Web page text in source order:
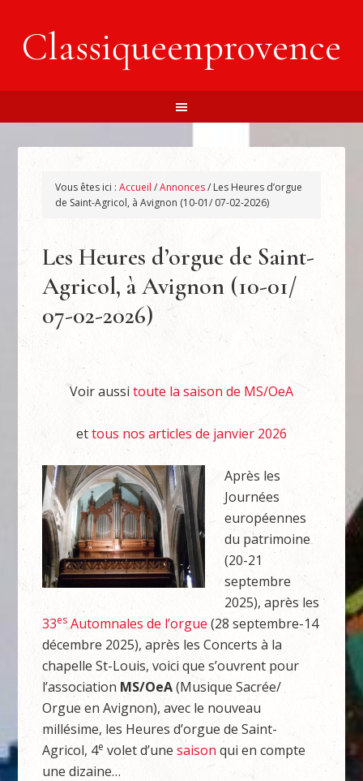
Classiqueenprovence
Vous êtes ici :Accueil /Annonces/ Les Heures d’orgue
de Saint-Agricol, à Avignon (10-01/ 07-02-2026)
Les Heures d’orgue de Saint-
Agricol, à Avignon (10-01/
07-02-2026)
Voir aussi toute la saison de MS/OeA
ettous nos articles de janvier 2026
Après les
Journées
européennes
du patrimoine
(20-21
septembre
2025), après les
33es Automnales de l’orgue (28 septembre-14
décembre 2025), après les Concerts à la
chapelle St-Louis, voici que s’ouvrent pour
l’association MS/OeA(Musique Sacrée/
Orgue en Avignon), avec le nouveau
millésime, les Heures d’orgue de Saint-
Agricol, 4e volet d’unesaison qui en compte
une dizaine…